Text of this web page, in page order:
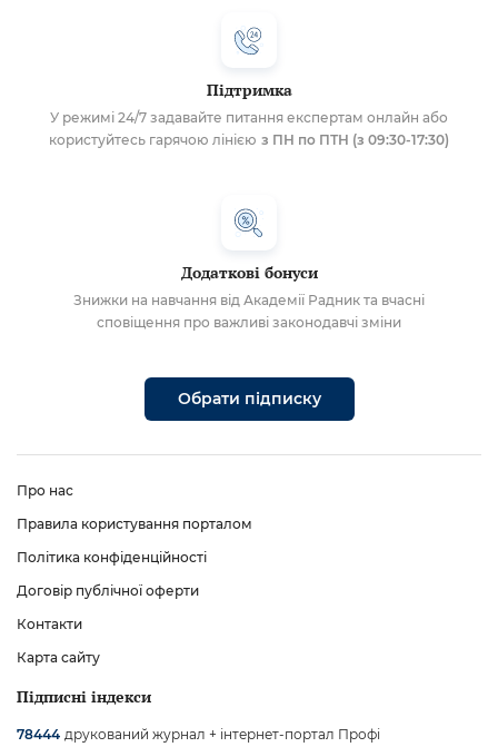
Підтримка
У режимі 24/7 задавайте питання експертам онлайн або
користуйтесь гарячою лінією з ПН по ПТН (з 09:30-17:30)
Додаткові бонуси
Знижки на навчання від Академії Радник та вчасні
сповіщення про важливі законодавчі зміни
Обрати підписку
Про нас
Правила користування порталом
Політика конфіденційності
Договір публічної оферти
Контакти
Карта сайту
Підписні індекси
78444 друкований журнал + інтернет-портал Профі